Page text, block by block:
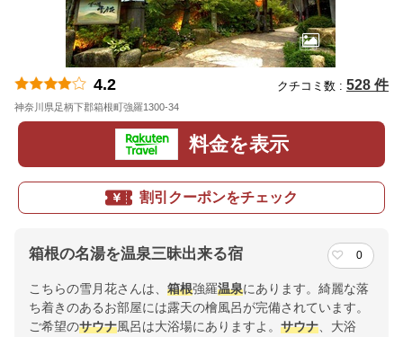
4.2 クチコミ数 : 528 件
神奈川県足柄下郡箱根町強羅1300-34
料金を表示
割引クーポンをチェック
箱根の名湯を温泉三昧出来る宿 0
こちらの雪月花さんは、 箱根強羅温泉にあります。綺麗な落
ち着きのあるお部屋には露天の檜風呂が完備されています。
ご希望のサウナ風呂は大浴場にありますよ。 サウナ 、大浴